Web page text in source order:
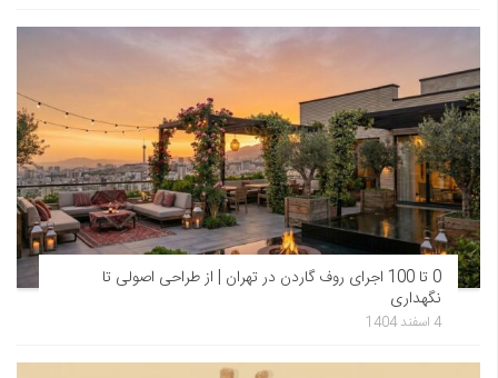
0 تا 100 اجرای روف گاردن در تهران | از طراحی اصولی تا
نگهداری
4 اسفند 1404